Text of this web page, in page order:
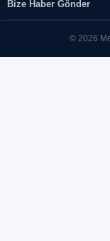
Bize Haber Gönder
© 2026